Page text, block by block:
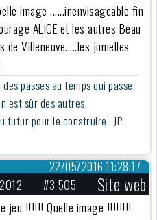
image ......inenvisageable fin
ALICE et les autres Beau
Villeneuve.....les jumelles
passes au temps qui passe.
est sûr des autres.
futur pour le construire. JP
22/05/2016 11:28:17
#3 505 Site web
jeu !!!!!! Quelle image !!!!!!!!